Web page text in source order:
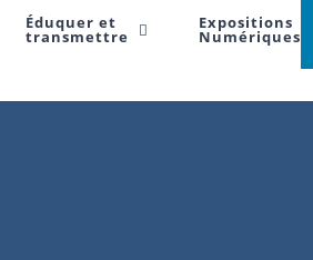
Éduquer et
transmettre
Expositions
Numériques